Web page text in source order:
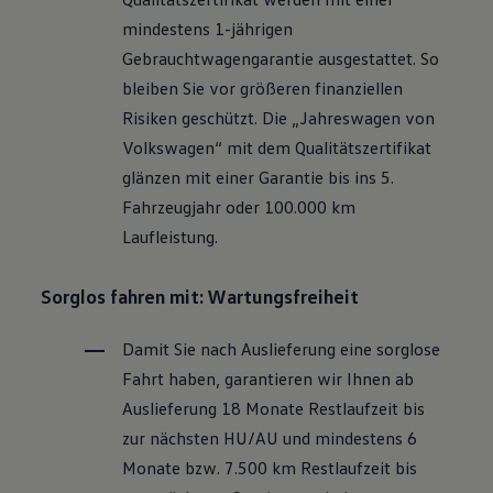
Räder und Reifen
Pannen- und Unfallhilfe
Volkswagen Teile
Zubehör
Schutz und Pflege
Transport
Individualisieren
Wallbox und Ladekabel
Volkswagen Apps, Login und Shop
Handy und Fahrzeug verbinden
Über Ihr Auto
Vorgängermodelle
Kundeninformationen
Volkswagen Kundenbetreuung
Warn- und Kontrollleuchten
Digitale Betriebsanleitung
mindestens 1-jährigen
Gebrauchtwagengarantie ausgestattet. So
bleiben Sie vor größeren finanziellen
Risiken geschützt. Die „Jahreswagen von
Volkswagen“ mit dem Qualitätszertifikat
glänzen mit einer Garantie bis ins 5.
Fahrzeugjahr oder 100.000 km
Laufleistung.
Sorglos fahren mit: Wartungsfreiheit
Damit Sie nach Auslieferung eine sorglose
Fahrt haben, garantieren wir Ihnen ab
Auslieferung 18 Monate Restlaufzeit bis
zur nächsten HU/AU und mindestens 6
Monate bzw. 7.500 km Restlaufzeit bis